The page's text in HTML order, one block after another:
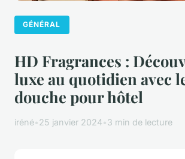
GÉNÉRAL
HD Fragrances :
luxe au quotidien avec
douche pour hôtel
iréné•25 janvier 2024•3 min de lecture